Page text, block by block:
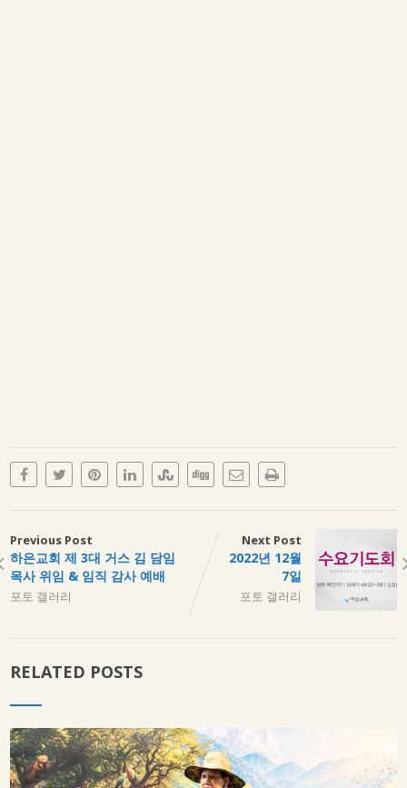
Previous Post
하은교회 제 3대 거스 김 담임
목사 위임 & 임직 감사 예배
포토 갤러리
Next Post
2022년 12월
7일
포토 갤러리
RELATED POSTS